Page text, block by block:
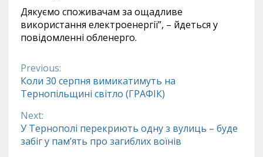
Дякуємо споживачам за ощадливе
використання електроенергії”, – йдеться у
повідомленні обленерго.
Continue
Reading
Previous:
Коли 30 серпня вимикатимуть на
Тернопільщині світло (ГРАФІК)
Next:
У Тернополі перекриють одну з вулиць – буде
забіг у пам’ять про загиблих воїнів